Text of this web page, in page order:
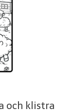
och klistra